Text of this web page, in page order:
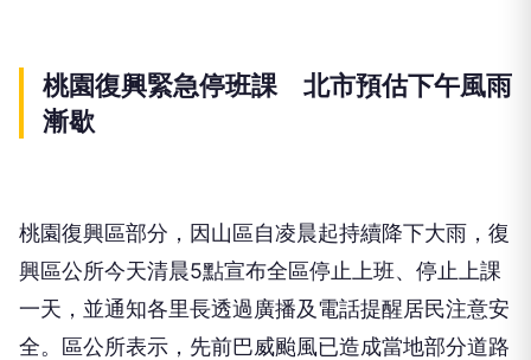
桃園復興緊急停班課 北市預估下午風雨
漸歇
桃園復興區部分，因山區自凌晨起持續降下大雨，復
興區公所今天清晨5點宣布全區停止上班、停止上課
一天，並通知各里長透過廣播及電話提醒居民注意安
全。區公所表示，先前巴威颱風已造成當地部分道路